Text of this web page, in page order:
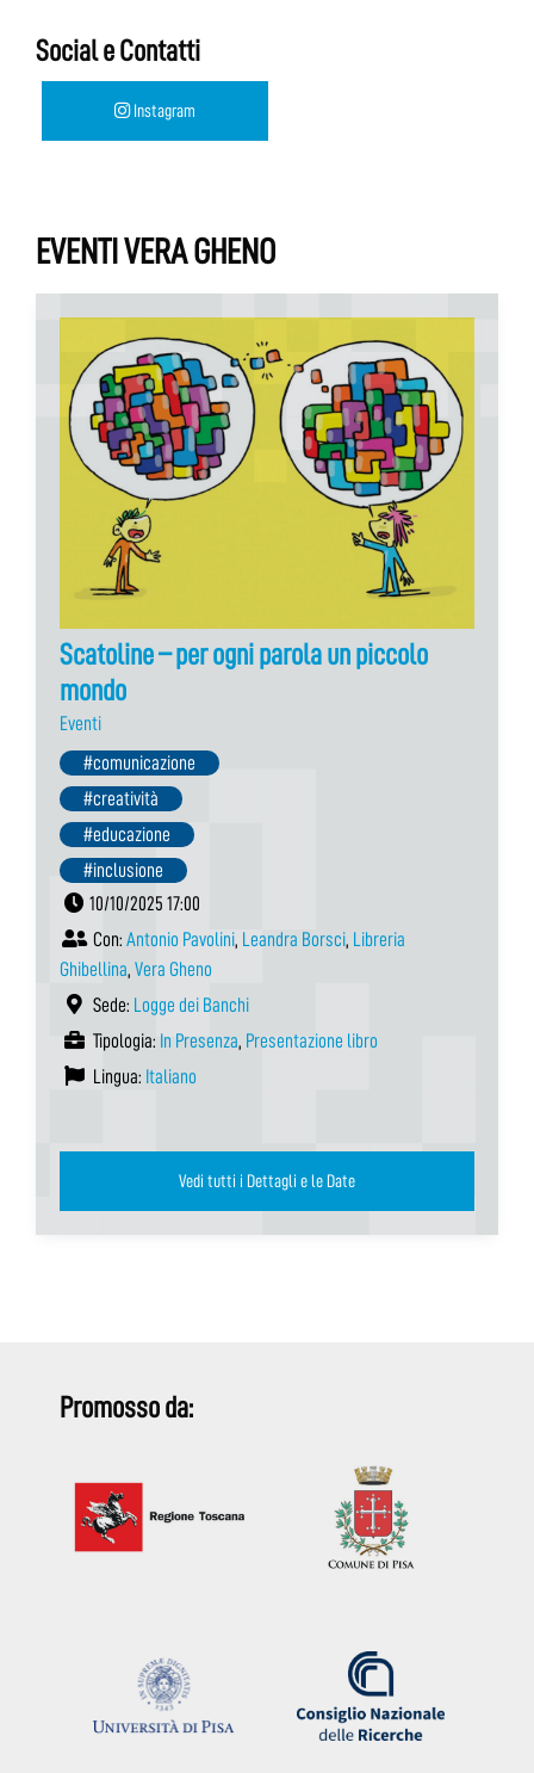
Social e Contatti
Instagram
EVENTI VERA GHENO
Scatoline – per ogni parola un piccolo
mondo
Eventi
#comunicazione
#creatività
#educazione
#inclusione
10/10/2025 17:00
Con: Antonio Pavolini, Leandra Borsci, Libreria
Ghibellina, Vera Gheno
Sede: Logge dei Banchi
Tipologia: In Presenza, Presentazione libro
Lingua: Italiano
Vedi tutti i Dettagli e le Date
Promosso da: